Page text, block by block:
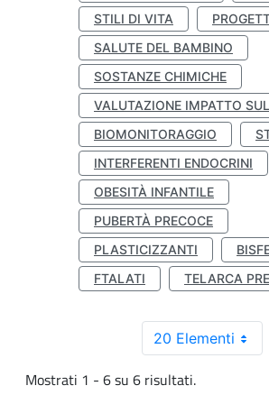
STILI DI VITA
SALUTE DEL BAMBINO
SOSTANZE CHIMICHE
VALUTAZIONE IMPATTO
BIOMONITORAGGIO
INTERFERENTI ENDOCRINI
OBESITÀ INFANTILE
PUBERTÀ PRECOCE
PLASTICIZZANTI
FTALATI
TELARCA
20 Elementi
Mostrati 1 - 6 su 6 risultati.